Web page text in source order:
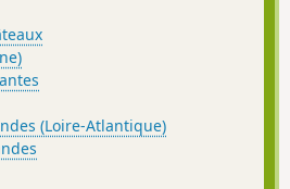
(Loire-Atlantique)